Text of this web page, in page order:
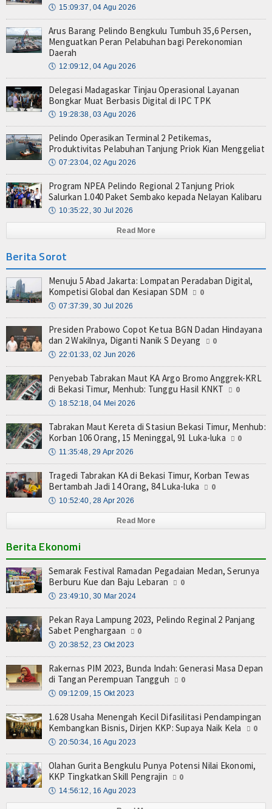
🕔 15:09:37, 04 Agu 2026
Arus Barang Pelindo Bengkulu Tumbuh 35,6 Persen,
Menguatkan Peran Pelabuhan bagi Perekonomian
Daerah
🕔 12:09:12, 04 Agu 2026
Delegasi Madagaskar Tinjau Operasional Layanan
Bongkar Muat Berbasis Digital di IPC TPK
🕔 19:28:38, 03 Agu 2026
Pelindo Operasikan Terminal 2 Petikemas,
Produktivitas Pelabuhan Tanjung Priok Kian Menggeliat
🕔 07:23:04, 02 Agu 2026
Program NPEA Pelindo Regional 2 Tanjung Priok
Salurkan 1.040 Paket Sembako kepada Nelayan Kalibaru
🕔 10:35:22, 30 Jul 2026
Read More
Berita Sorot
Menuju 5 Abad Jakarta: Lompatan Peradaban Digital,
Kompetisi Global dan Kesiapan SDM
0
🕔 07:37:39, 30 Jul 2026
Presiden Prabowo Copot Ketua BGN Dadan Hindayana
dan 2 Wakilnya, Diganti Nanik S Deyang
0
🕔 22:01:33, 02 Jun 2026
Penyebab Tabrakan Maut KA Argo Bromo Anggrek-KRL
di Bekasi Timur, Menhub: Tunggu Hasil KNKT
0
🕔 18:52:18, 04 Mei 2026
Tabrakan Maut Kereta di Stasiun Bekasi Timur, Menhub:
Korban 106 Orang, 15 Meninggal, 91 Luka-luka
0
🕔 11:35:48, 29 Apr 2026
Tragedi Tabrakan KA di Bekasi Timur, Korban Tewas
Bertambah Jadi 14 Orang, 84 Luka-luka
0
🕔 10:52:40, 28 Apr 2026
Read More
Berita Ekonomi
Semarak Festival Ramadan Pegadaian Medan, Serunya
Berburu Kue dan Baju Lebaran
0
🕔 23:49:10, 30 Mar 2024
Pekan Raya Lampung 2023, Pelindo Reginal 2 Panjang
Sabet Penghargaan
0
🕔 20:38:52, 23 Okt 2023
Rakernas PIM 2023, Bunda Indah: Generasi Masa Depan
di Tangan Perempuan Tangguh
0
🕔 09:12:09, 15 Okt 2023
1.628 Usaha Menengah Kecil Difasilitasi Pendampingan
Kembangkan Bisnis, Dirjen KKP: Supaya Naik Kela
0
🕔 20:50:34, 16 Agu 2023
Olahan Gurita Bengkulu Punya Potensi Nilai Ekonomi,
KKP Tingkatkan Skill Pengrajin
0
🕔 14:56:12, 16 Agu 2023